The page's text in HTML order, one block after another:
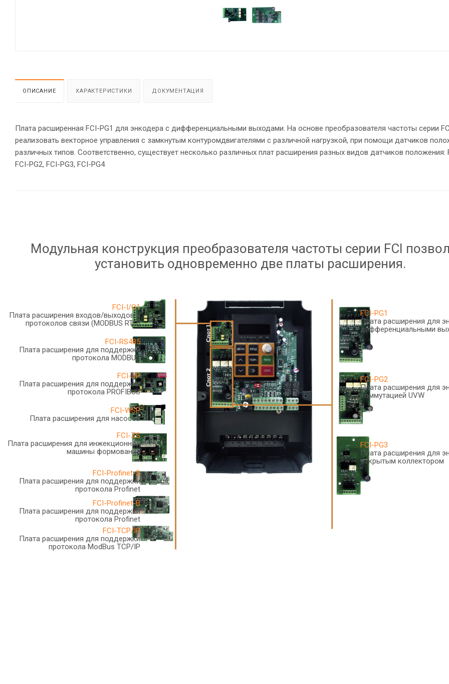
ОПИСАНИЕ ХАРАКТЕРИСТИКИ ДОКУМЕНТАЦИЯ
Плата расширенная FCI-PG1 для энкодера с дифференциальными выходами. На основе преобразователя частоты серии
реализовать векторное управления с замкнутым контуромдвигателями с различной нагрузкой, при помощи датчиков
различных типов. Соответственно, существует несколько различных плат расширения разных видов датчиков положения:
FCI-PG2, FCI-PG3, FCI-PG4
Модульная конструкция преобразователя частоты серии FCI
установить одновременно две платы расширения.
FCI-I/O1
Плата расширения входов/выходов и
протоколов связи (MODBUS RTU)
FCI-RS485
Плата расширения для поддержки
протокола MODBUS
FCI-DP
Плата расширения для поддержки
протокола PROFIBUS
FCI-WSP
Плата расширения для насосов
FCI-ZS
Плата расширения для инжекционной
машины формования
FCI-Profinet-S
Плата расширения для поддержки
протокола Profinet
FCI-Profinet-B
Плата расширения для поддержки
протокола Profinet
FCI-TCP/IP
Плата расширения для поддержки
протокола ModBus TCP/IP
FCI-PG1
Плата расширения для
дифференциальными
FCI-PG2
Плата расширения для
коммутацией UVW
FCI-PG3
Плата расширения для
открытым коллектором